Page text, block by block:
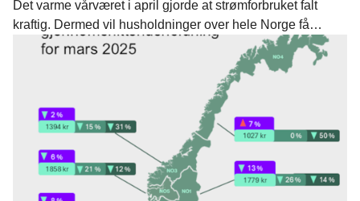
Det varme vårværet i april gjorde at strømforbruket falt
kraftig. Dermed vil husholdninger over hele Norge få
betydelig lavere strømregninger for april enn for mars, viser